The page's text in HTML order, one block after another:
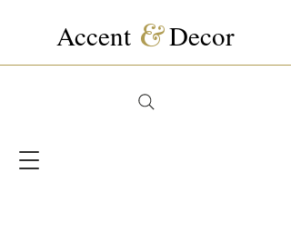
Accent &Decor